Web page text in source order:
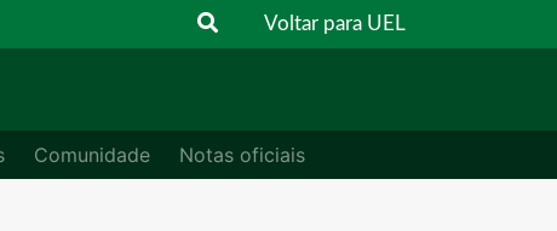
Voltar para UEL
Comunidade Notas oficiais